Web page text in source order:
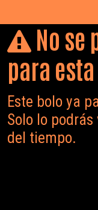
No se
para esta
Este bolo ya
Solo lo
del tiempo.